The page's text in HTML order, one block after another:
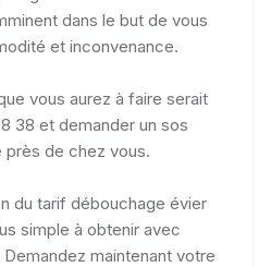
dans le but de vous
et inconvenance.
vous aurez à faire serait
38 et demander un sos
près de chez vous.
du tarif débouchage évier
simple à obtenir avec
maintenant votre